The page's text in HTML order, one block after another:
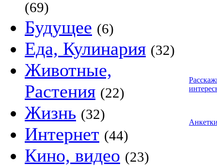
(69)
Будущее (6)
Еда, Кулинария (32)
Животные,
Растения (22)
Жизнь (32)
Интернет (44)
Кино, видео (23)